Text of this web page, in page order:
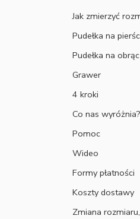
Jak zmierzyć
Pudełka na
Pudełka na
Grawer
4 kroki
Co nas wyróżnia?
Pomoc
Wideo
Formy płatności
Koszty dostawy
Zmiana